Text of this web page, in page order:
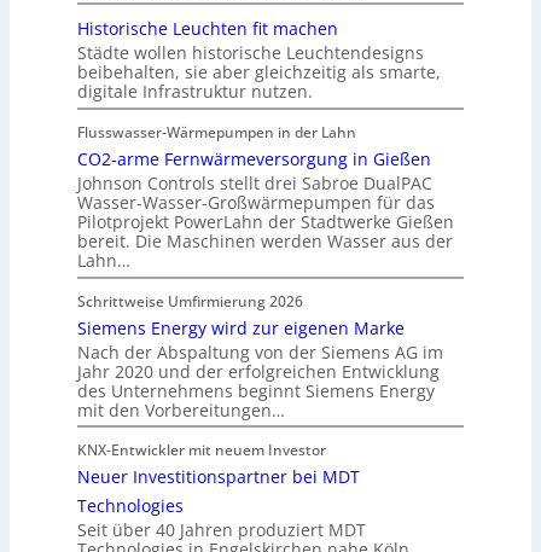
Historische Leuchten fit machen
Städte wollen historische Leuchtendesigns
beibehalten, sie aber gleichzeitig als smarte,
digitale Infrastruktur nutzen.
Flusswasser-Wärmepumpen in der Lahn
CO2-arme Fernwärmeversorgung in Gießen
Johnson Controls stellt drei Sabroe DualPAC
Wasser-Wasser-Großwärmepumpen für das
Pilotprojekt PowerLahn der Stadtwerke Gießen
bereit. Die Maschinen werden Wasser aus der
Lahn…
Schrittweise Umfirmierung 2026
Siemens Energy wird zur eigenen Marke
Nach der Abspaltung von der Siemens AG im
Jahr 2020 und der erfolgreichen Entwicklung
des Unternehmens beginnt Siemens Energy
mit den Vorbereitungen…
KNX-Entwickler mit neuem Investor
Neuer Investitionspartner bei MDT
Technologies
Seit über 40 Jahren produziert MDT